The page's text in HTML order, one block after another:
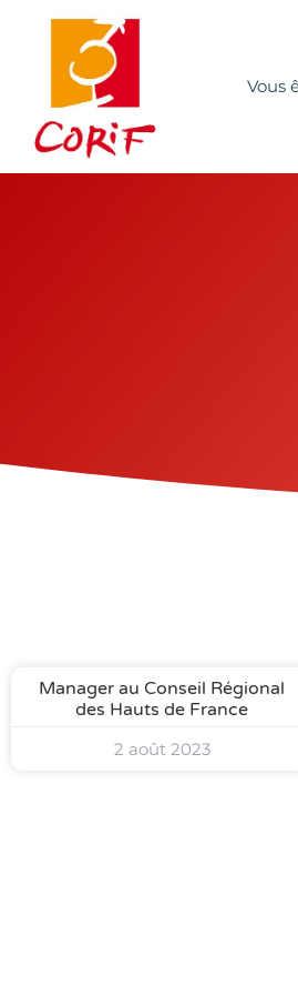
Vous
Manager au Conseil Régional
des Hauts de France
2 août 2023